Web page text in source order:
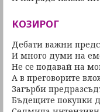
КОЗИРОГ
Дебати важни
И много думи на
Не се подавай на
А в преговорите
Загърби
Бъдещите покупки